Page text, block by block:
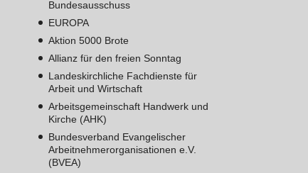
Bundesausschuss
EUROPA
Aktion 5000 Brote
Allianz für den freien Sonntag
Landeskirchliche Fachdienste für
Arbeit und Wirtschaft
Arbeitsgemeinschaft Handwerk und
Kirche (AHK)
Bundesverband Evangelischer
Arbeitnehmerorganisationen e.V.
(BVEA)